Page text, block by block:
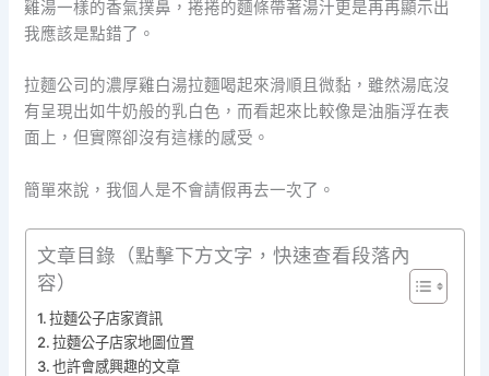
雞湯一樣的香氣撲鼻，捲捲的麵條帶著湯汁更是再再顯示出
我應該是點錯了。
拉麵公司的濃厚雞白湯拉麵喝起來滑順且微黏，雖然湯底沒
有呈現出如牛奶般的乳白色，而看起來比較像是油脂浮在表
面上，但實際卻沒有這樣的感受。
簡單來說，我個人是不會請假再去一次了。
文章目錄（點擊下方文字，快速查看段落內
容）
拉麵公子店家資訊
拉麵公子店家地圖位置
也許會感興趣的文章